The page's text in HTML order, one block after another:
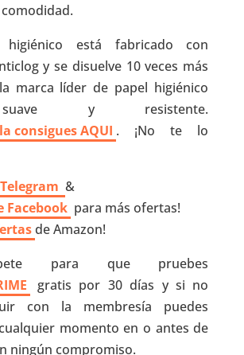
higiénico está fabricado con
y se disuelve 10 veces más
marca líder de papel higiénico
y resistente.
consigues AQUI . ¡No te lo
Telegram &
Facebook para más ofertas!
de Amazon!
para que pruebes
gratis por 30 días y si no
con la membresía puedes
momento en o antes de
ningún compromiso.